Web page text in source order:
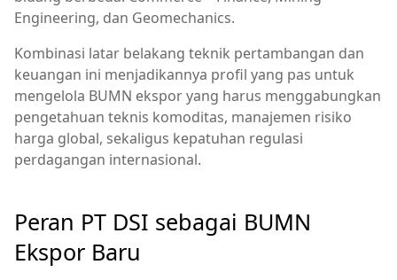
Engineering, dan Geomechanics.
Kombinasi latar belakang teknik pertambangan dan
keuangan ini menjadikannya profil yang pas untuk
mengelola BUMN ekspor yang harus menggabungkan
pengetahuan teknis komoditas, manajemen risiko
harga global, sekaligus kepatuhan regulasi
perdagangan internasional.
Peran PT DSI sebagai BUMN
Ekspor Baru